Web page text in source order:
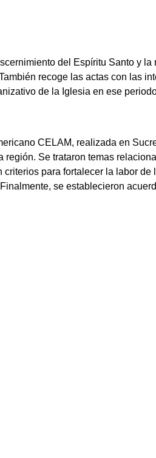
del Espíritu Santo y
recoge las actas con las
de la Iglesia en ese
CELAM, realizada en
Se trataron temas
para fortalecer la labor
se establecieron